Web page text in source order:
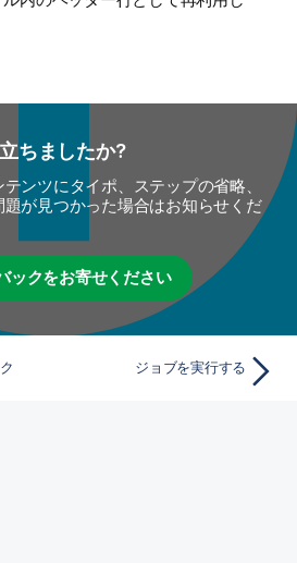
ちましたか?
ンツにタイポ、ステップの省略、
が見つかった場合はお知らせくだ
ックをお寄せください
ジョブを実行する